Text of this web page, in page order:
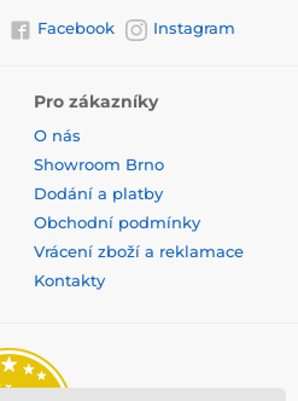
Facebook Instagram
Pro zákazníky
O nás
Showroom Brno
Dodání a platby
Obchodní podmínky
Vrácení zboží a reklamace
Kontakty